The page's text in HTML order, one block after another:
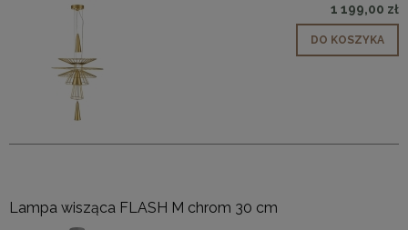
1 199,00 zł
DO KOSZYKA
Lampa wisząca FLASH M chrom 30 cm